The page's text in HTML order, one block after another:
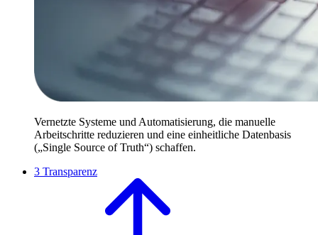
Vernetzte Systeme und Automatisierung, die manuelle
Arbeitschritte reduzieren und eine einheitliche Datenbasis
(„Single Source of Truth“) schaffen.
3 Transparenz